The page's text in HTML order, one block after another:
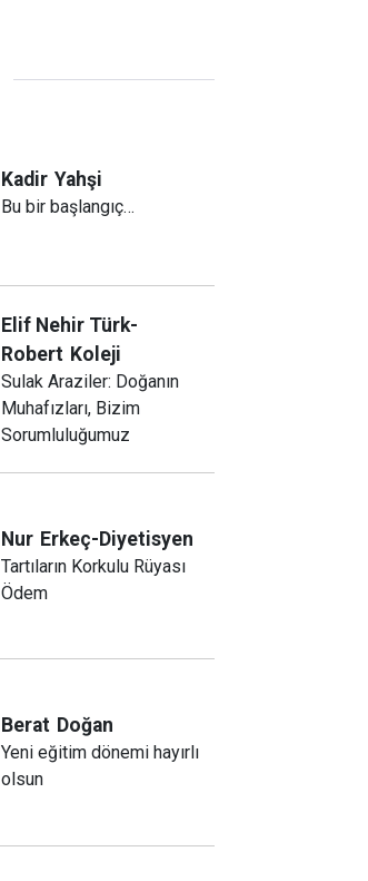
Kadir Yahşi
Bu bir başlangıç…
Elif Nehir Türk-
Robert Koleji
Sulak Araziler: Doğanın
Muhafızları, Bizim
Sorumluluğumuz
Nur Erkeç-Diyetisyen
Tartıların Korkulu Rüyası
Ödem
Berat Doğan
Yeni eğitim dönemi hayırlı
olsun